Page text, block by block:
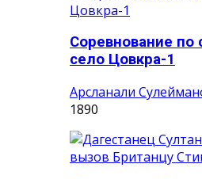
Соревнование по
село Цовкра-1
Арсланали
1890